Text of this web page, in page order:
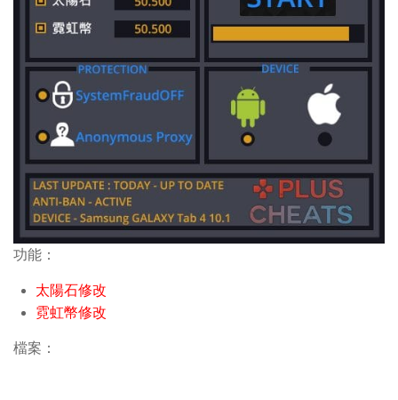
功能：
太陽石修改
霓虹幣修改
檔案：